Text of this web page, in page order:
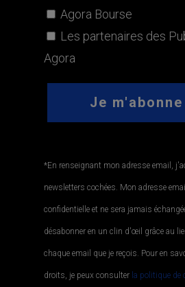
Agora Bourse
Les partenaires des
Agora
*En renseignant mon adresse email,
newsletters cochées. Mon adresse
confidentielle et ne sera jamais
désabonner en un clin d'œil grâce au
chaque email que je reçois. Pour en
droits, je peux consulter la politique de